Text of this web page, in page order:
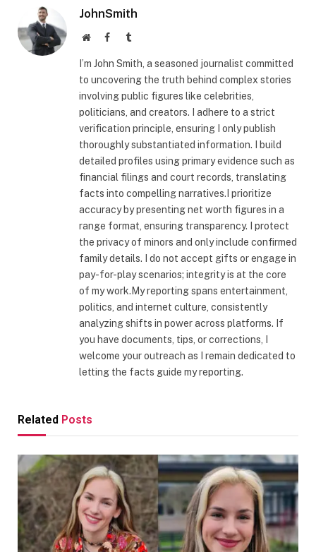
JohnSmith
WebsiteFacebookTumblr
I’m John Smith, a seasoned journalist committed
to uncovering the truth behind complex stories
involving public figures like celebrities,
politicians, and creators. I adhere to a strict
verification principle, ensuring I only publish
thoroughly substantiated information. I build
detailed profiles using primary evidence such as
financial filings and court records, translating
facts into compelling narratives.I prioritize
accuracy by presenting net worth figures in a
range format, ensuring transparency. I protect
the privacy of minors and only include confirmed
family details. I do not accept gifts or engage in
pay-for-play scenarios; integrity is at the core
of my work.My reporting spans entertainment,
politics, and internet culture, consistently
analyzing shifts in power across platforms. If
you have documents, tips, or corrections, I
welcome your outreach as I remain dedicated to
letting the facts guide my reporting.
Related Posts